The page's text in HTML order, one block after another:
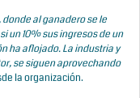
al ganadero se le
un 10% sus ingresos de un
ha aflojado. La industria y
se siguen aprovechando
la organización.